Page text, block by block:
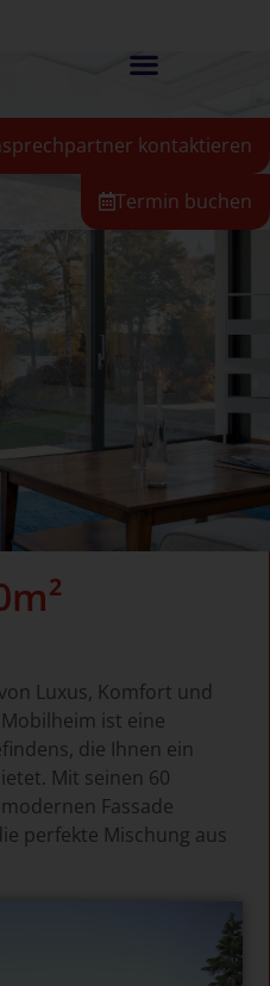
kontaktieren
Termin buchen
Luxus, Komfort und
ist eine
die Ihnen ein
Mit seinen 60
Fassade
perfekte Mischung aus